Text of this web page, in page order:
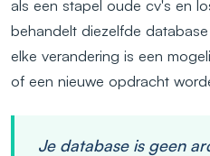
als een stapel oude cv's en
behandelt diezelfde
elke verandering is een
of een nieuwe opdracht
Je database is geen